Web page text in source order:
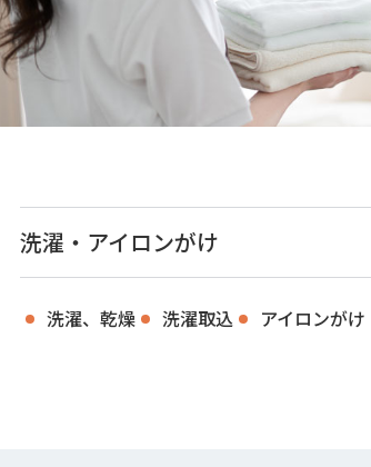
洗濯・アイロンがけ
洗濯、乾燥 洗濯取込 アイロンがけ